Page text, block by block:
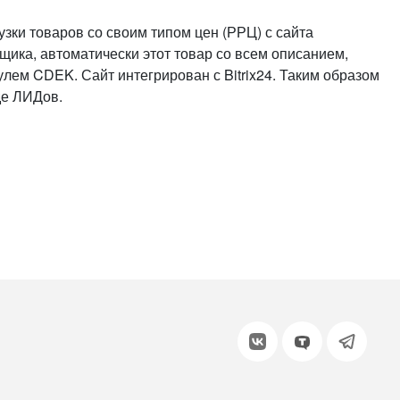
товаров со своим типом цен (РРЦ) с сайта
автоматически этот товар со всем описанием,
CDEK. Сайт интегрирован с Bitrix24. Таким образом
ЛИДов.